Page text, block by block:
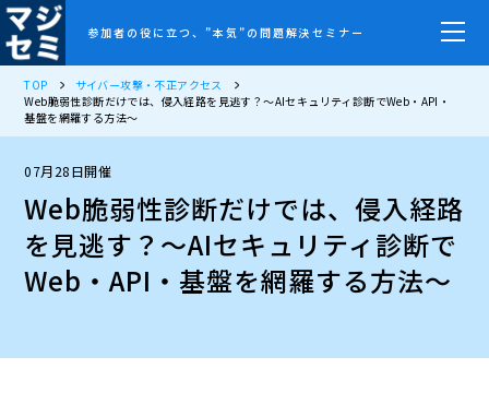
参加者の役に立つ、”本気”の問題解決セミナー
TOP
サイバー攻撃・不正アクセス
Web脆弱性診断だけでは、侵入経路を見逃す？〜AIセキュリティ診断でWeb・API・
基盤を網羅する方法〜
07月28日開催
Web脆弱性診断だけでは、侵入経路
を見逃す？〜AIセキュリティ診断で
Web・API・基盤を網羅する方法〜